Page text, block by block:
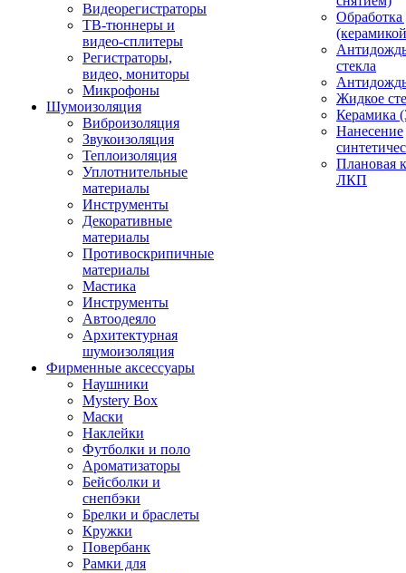
Видеорегистраторы
ТВ-тюннеры и
видео-сплитеры
Регистраторы,
видео, мониторы
Микрофоны
Шумоизоляция
Виброизоляция
Звукоизоляция
Теплоизоляция
Уплотнительные
материалы
Инструменты
Декоративные
материалы
Противоскрипичные
материалы
Мастика
Инструменты
Автоодеяло
Архитектурная
шумоизоляция
Фирменные аксессуары
Наушники
Mystery Box
Маски
Наклейки
Футболки и поло
Ароматизаторы
Бейсболки и
снепбэки
Брелки и браслеты
Кружки
Повербанк
Рамки для
Обработка
стекла
Жидкое
Керамика
Нанесение
Плановая
ЛКП